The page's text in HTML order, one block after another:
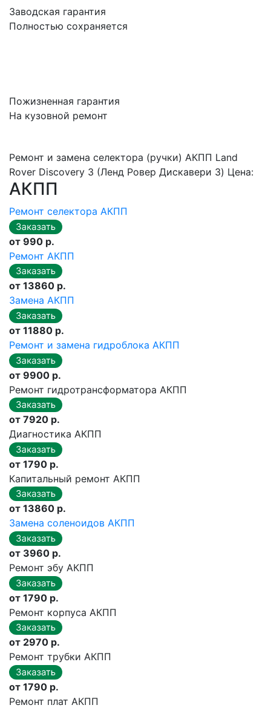
Заводская гарантия
Полностью сохраняется
Пожизненная гарантия
На кузовной ремонт
Ремонт и замена селектора (ручки) АКПП Land
Rover Discovery 3 (Ленд Ровер Дискавери 3) Цена:
АКПП
Ремонт селектора АКПП
от 990 р.
Ремонт АКПП
от 13860 р.
Замена АКПП
от 11880 р.
Ремонт и замена гидроблока АКПП
от 9900 р.
Ремонт гидротрансформатора АКПП
от 7920 р.
Диагностика АКПП
от 1790 р.
Капитальный ремонт АКПП
от 13860 р.
Замена соленоидов АКПП
от 3960 р.
Ремонт эбу АКПП
от 1790 р.
Ремонт корпуса АКПП
от 2970 р.
Ремонт трубки АКПП
от 1790 р.
Ремонт плат АКПП